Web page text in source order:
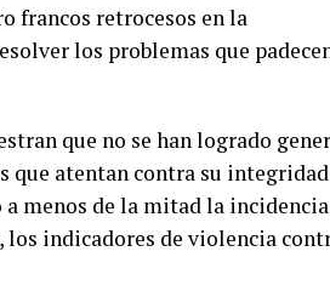
francos retrocesos en la
los problemas que
que no se han logrado
que atentan contra su
menos de la mitad la
indicadores de violencia